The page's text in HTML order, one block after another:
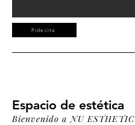
Pide cita
Espacio de estética
Bienvenido a NU ESTHETIC